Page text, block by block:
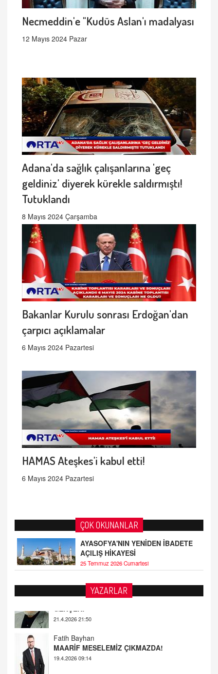
Necmeddin'e "Kudüs Aslan'ı madalyası
12 Mayıs 2024 Pazar
Adana'da sağlık çalışanlarına 'geç
geldiniz' diyerek kürekle saldırmıştı!
Tutuklandı
8 Mayıs 2024 Çarşamba
Bakanlar Kurulu sonrası Erdoğan'dan
çarpıcı açıklamalar
6 Mayıs 2024 Pazartesi
HAMAS Ateşkes'i kabul etti!
6 Mayıs 2024 Pazartesi
ÇOK OKUNANLAR
AYASOFYA'NIN YENİDEN İBADETE
AÇILIŞ HİKAYESİ
25 Temmuz 2026 Cumartesi
YAZARLAR
Fatih Bayhan
19.4.2026 09:14